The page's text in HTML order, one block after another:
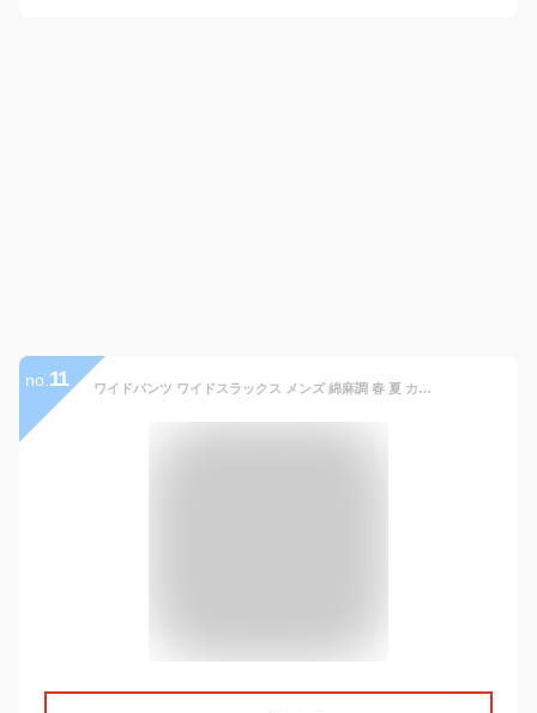
no. 11 ワイドパンツ ワイドスラックス メンズ 綿麻調 春 夏 カジュアル キレイめ ポリエステル ナチュラル 無地 ボトムス 2タック メンズファッション S M L